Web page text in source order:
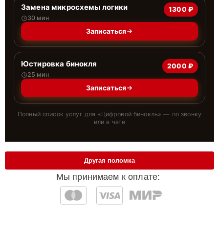
Замена микросхемы логики
30 мин
1300 ₽
Записаться
Юстировка бинокля
25 мин
2000 ₽
Записаться
Полный список услуг для «Цифровой бинокль» — по звонку
или в чате
Мы принимаем к оплате:
Другая поломка